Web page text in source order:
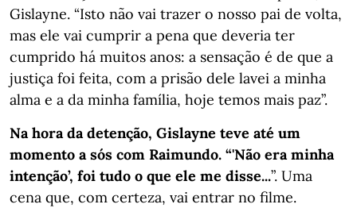
Gislayne. “Isto não vai trazer o nosso pai de volta,
mas ele vai cumprir a pena que deveria ter
cumprido há muitos anos: a sensação é de que a
justiça foi feita, com a prisão dele lavei a minha
alma e a da minha família, hoje temos mais paz”.
Na hora da detenção, Gislayne teve até um
momento a sós com Raimundo. “'Não era minha
intenção’, foi tudo o que ele me disse...”. Uma
cena que, com certeza, vai entrar no filme.